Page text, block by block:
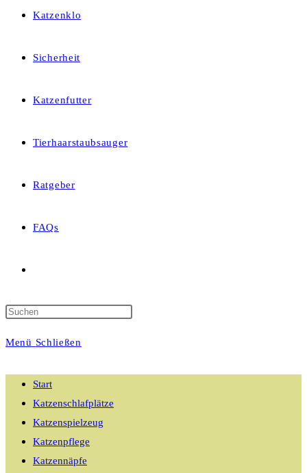
Katzenklo
Sicherheit
Katzenfutter
Tierhaarstaubsauger
Ratgeber
FAQs
Suche
Menü Schließen
Start
Katzenschlafplätze
Katzenspielzeug
Katzenpflege
Katzennäpfe